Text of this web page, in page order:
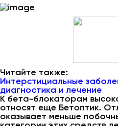
Читайте также:
Интерстициальные
диагностика и лечение
К бета-блокаторам
относят еще Бетоптик.
оказывает меньше